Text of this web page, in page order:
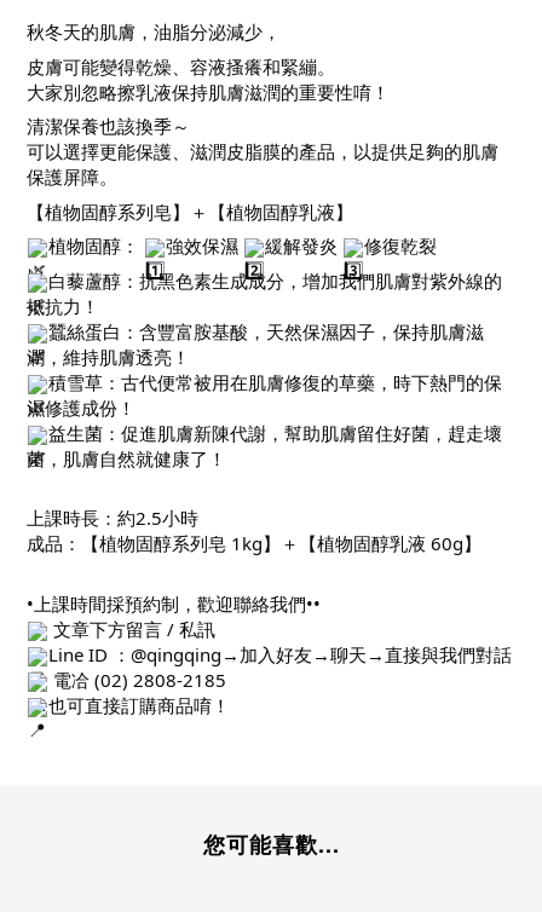
秋冬天的肌膚，油脂分泌減少，
皮膚可能變得乾燥、容液搔癢和緊繃。
大家別忽略擦乳液保持肌膚滋潤的重要性唷！
清潔保養也該換季～
可以選擇更能保護、滋潤皮脂膜的產品，以提供足夠的肌膚
保護屏障。
【植物固醇系列皂】＋【植物固醇乳液】
植物固醇：
強效保濕 緩解發炎
修復乾裂
白藜蘆醇：抗黑色素生成成分，增加我們肌膚對紫外線的
抵抗力！
蠶絲蛋白：含豐富胺基酸，天然保濕因子，保持肌膚滋
潤，維持肌膚透亮！
積雪草：古代便常被用在肌膚修復的草藥，時下熱門的保
濕修護成份！
益生菌：促進肌膚新陳代謝，幫助肌膚留住好菌，趕走壞
菌，肌膚自然就健康了！
上課時長：約2.5小時
成品：【植物固醇系列皂 1kg】＋【植物固醇乳液 60g】
•上課時間採預約制，歡迎聯絡我們••
文章下方留言 / 私訊
Line ID ：@qingqing→加入好友→聊天→直接與我們對話
電冾 (02) 2808-2185
也可直接訂購商品唷！
您可能喜歡...